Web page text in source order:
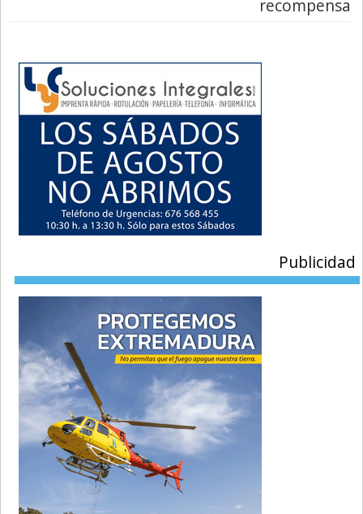
recompensa
Publicidad